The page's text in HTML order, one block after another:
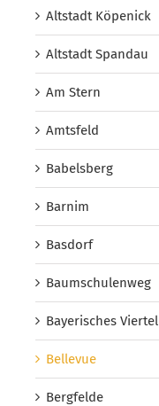
Altstadt Köpenick
Altstadt Spandau
Am Stern
Amtsfeld
Babelsberg
Barnim
Basdorf
Baumschulenweg
Bayerisches Viertel
Bellevue
Bergfelde